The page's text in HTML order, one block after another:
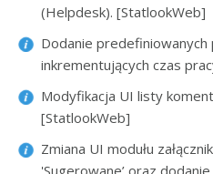
(Helpdesk). [StatlookWeb]
Dodanie predefiniowanych
inkrementujących czas
Modyfikacja UI listy
[StatlookWeb]
Zmiana UI modułu
'Sugerowane’ oraz